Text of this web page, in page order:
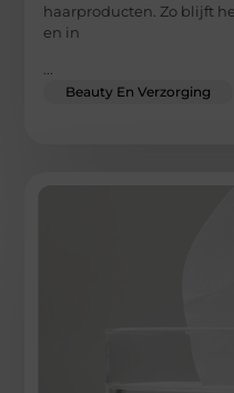
haarproducten. Zo blijft
en in
...
Beauty En Verzorging